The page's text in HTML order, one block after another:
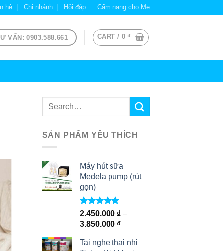
hệ Chi nhánh Hỏi đáp Cẩm nang cho Mẹ
VẤN: 0903.588.661 CART / 0 ₫
SẢN PHẨM YÊU THÍCH
Máy hút sữa
Medela pump (rút
gọn)
Rated5.00
out of 5
2.450.000 ₫–
3.850.000 ₫
Tai nghe thai nhi